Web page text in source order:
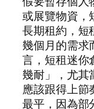
或展覽物資，
長期租約，短
幾個月的需求
言，短租迷你
幾耐」，尤其
應該跟得上節
最平，因為部